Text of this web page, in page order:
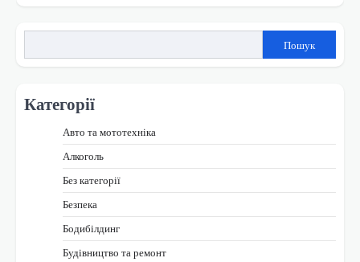
Пошук
Категорії
Авто та мототехніка
Алкоголь
Без категорії
Безпека
Бодибілдинг
Будівництво та ремонт